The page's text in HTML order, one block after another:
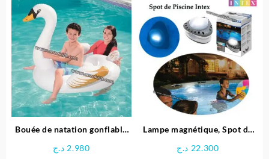
Bouée de natation gonflable
Bestway
2.980 د.ج
Lampe magnétique, Spot de
22.300 د.ج